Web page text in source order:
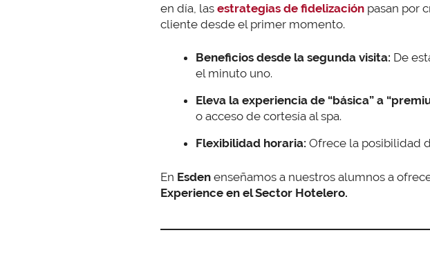
en día, las estrategias de fidelización pasan por
cliente desde el primer momento.
Beneficios desde la segunda visita: De
el minuto uno.
Eleva la experiencia de “básica” a
o acceso de cortesía al spa.
Flexibilidad horaria: Ofrece la posibilidad
En Esden enseñamos a nuestros alumnos a
Experience en el Sector Hotelero.